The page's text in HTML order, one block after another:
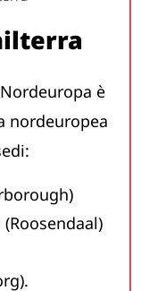
è
nordeuropea